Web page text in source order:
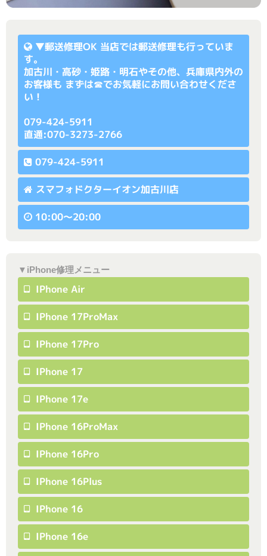
▼郵送修理OK 当店では郵送修理も行っていま
す。
加古川・高砂・姫路・明石やその他、兵庫県内外の
お客様も まずは☎でお気軽にお問い合わせくださ
い！
079-424-5911
直通:070-3273-2766
079-424-5911
スマフォドクターイオン加古川店
10:00〜20:00
▼iPhone修理メニュー
IPhone Air
IPhone 17ProMax
IPhone 17Pro
IPhone 17
IPhone 17e
IPhone 16ProMax
IPhone 16Pro
IPhone 16Plus
IPhone 16
IPhone 16e